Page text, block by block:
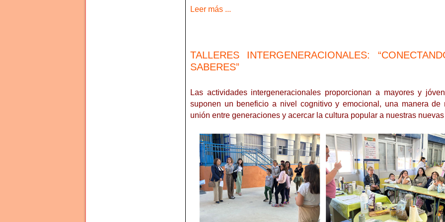
Leer más ...
TALLERES INTERGENERACIONALES:
SABERES”
Las actividades intergeneracionales proporcionan a mayores y
suponen un beneficio a nivel cognitivo y emocional, una manera de
unión entre generaciones y acercar la cultura popular a nuestras